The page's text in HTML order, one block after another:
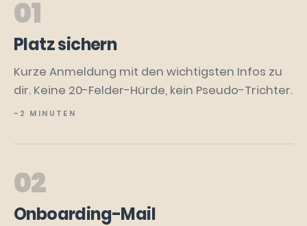
01
Platz sichern
Kurze Anmeldung mit den wichtigsten Infos zu
dir. Keine 20-Felder-Hürde, kein Pseudo-Trichter.
~2 MINUTEN
02
Onboarding-Mail